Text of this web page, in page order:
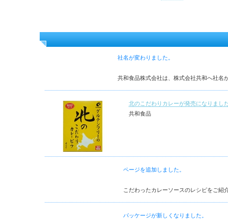
社名が変わりました。
共和食品株式会社は、株式会社共和へ社名が変
北のこだわりカレーが発売になりまし
共和食品
ページを追加しました。
こだわったカレーソースのレシピをご紹介するペ
パッケージが新しくなりました。